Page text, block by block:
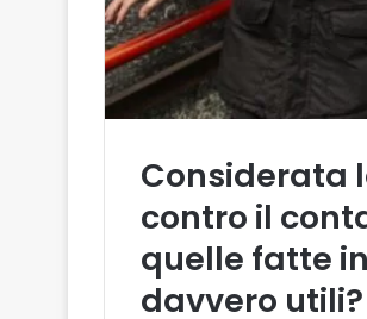
Considerata
contro il
quelle fatte
davvero utili?